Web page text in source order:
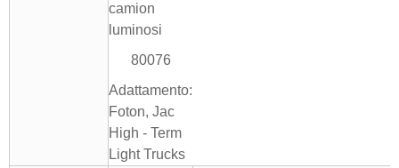
camion
luminosi
80076
Adattamento:
Foton, Jac
High - Term
Light Trucks